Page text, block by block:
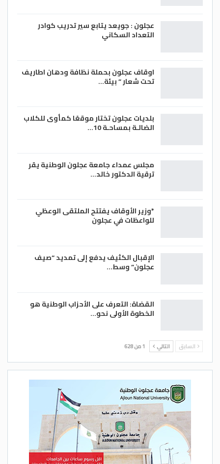
عجلون : جويعد يتابع سير تدريب كوادر
التعداد السكاني
اوقاف عجلون بحملة نظافة ودهان اطاريف
تحت شعار ” بيئة…
بلديات عجلون تختار موقعًا كمأوى للكلاب
الضالـة بمساحـة 10…
مجلس عمداء جامعة عجلون الوطنية يقر
ترقية الدكتور خالد…
*وزير الأوقاف يفتتح الملتقى الوعظي
للواعظات في عجلون
الإقبال الكثيف يدفع إلى تمديد “صيف
عجلون” وسط…
القضاة: التعرف على الأحزاب الوطنية هو
الخطوة الأولى نحو…
السابق التالي 1 من 628